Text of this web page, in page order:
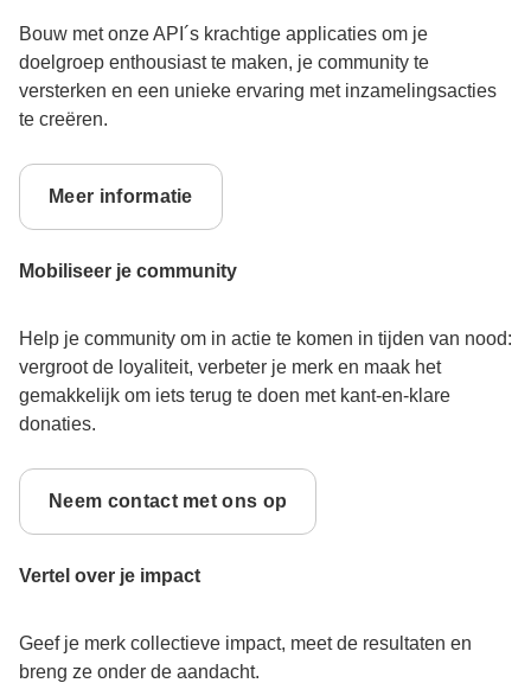
Bouw met onze API´s krachtige applicaties om je
doelgroep enthousiast te maken, je community te
versterken en een unieke ervaring met inzamelingsacties
te creëren.
Meer informatie
Mobiliseer je community
Help je community om in actie te komen in tijden van nood:
vergroot de loyaliteit, verbeter je merk en maak het
gemakkelijk om iets terug te doen met kant-en-klare
donaties.
Neem contact met ons op
Vertel over je impact
Geef je merk collectieve impact, meet de resultaten en
breng ze onder de aandacht.